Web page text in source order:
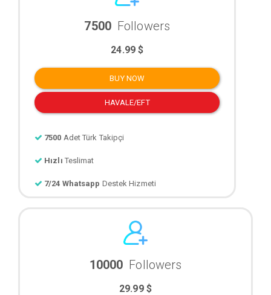
7500 Followers
24.99 $
BUY NOW
HAVALE/EFT
7500 Adet Türk Takipçi
Hızlı Teslimat
7/24 Whatsapp Destek Hizmeti
10000 Followers
29.99 $